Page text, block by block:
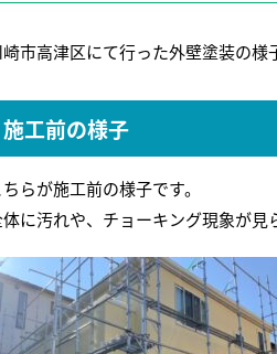
市高津区にて行った外壁塗装の様
施工前の様子
ちらが施工前の様子です。
に汚れや、チョーキング現象が見